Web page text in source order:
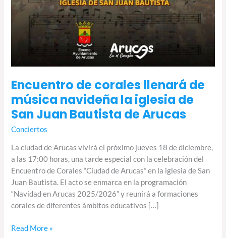
Encuentro de corales llenará de
música navideña la iglesia de
San Juan Bautista de Arucas
Conciertos
La ciudad de Arucas vivirá el próximo jueves 18 de diciembre,
a las 17:00 horas, una tarde especial con la celebración del
Encuentro de Corales “Ciudad de Arucas” en la iglesia de San
Juan Bautista. El acto se enmarca en la programación
“Navidad en Arucas 2025/2026” y reunirá a formaciones
corales de diferentes ámbitos educativos […]
Read More »